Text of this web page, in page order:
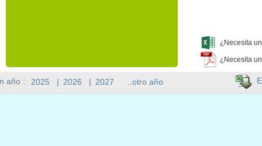
¿Necesita
¿Necesita
año : 2025 | 2026 | 2027 ..otro año